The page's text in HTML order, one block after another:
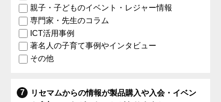
親子・子どものイベント・レジャー情報
専門家・先生のコラム
ICT活用事例
著名人の子育て事例やインタビュー
その他
リセマムからの情報が製品購入や入会・イベン